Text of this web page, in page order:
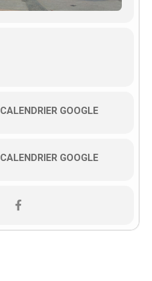
CALENDRIER GOOGLE
CALENDRIER GOOGLE